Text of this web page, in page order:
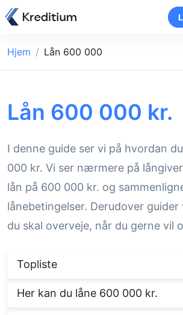
Hjem Lån 600 000
Lån 600 000 kr.
I denne guide ser vi på hvordan
000 kr. Vi ser nærmere på
lån på 600 000 kr. og
lånebetingelser. Derudover
du skal overveje, når du gerne vil
Topliste
Her kan du låne 600 000 kr.